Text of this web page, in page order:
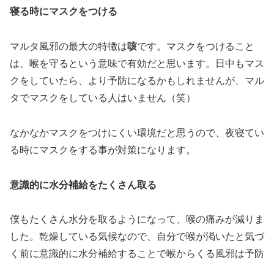
寝る時にマスクをつける
マルタ風邪の最大の特徴は咳です。マスクをつけること
は、喉を守るという意味で有効だと思います。日中もマス
クをしていたら、より予防になるかもしれませんが、マル
タでマスクをしている人はいません（笑）
なかなかマスクをつけにくい環境だと思うので、夜寝てい
る時にマスクをする事が対策になります。
意識的に水分補給をたくさん取る
僕もたくさん水分を取るようになって、喉の痛みが減りま
した。乾燥している気候なので、自分で喉が渇いたと気づ
く前に意識的に水分補給することで喉からくる風邪は予防